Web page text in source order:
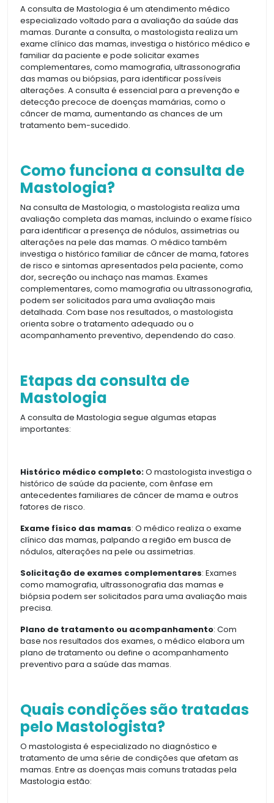
A consulta de Mastologia é um atendimento médico
especializado voltado para a avaliação da saúde das
mamas. Durante a consulta, o mastologista realiza um
exame clínico das mamas, investiga o histórico médico e
familiar da paciente e pode solicitar exames
complementares, como mamografia, ultrassonografia
das mamas ou biópsias, para identificar possíveis
alterações. A consulta é essencial para a prevenção e
detecção precoce de doenças mamárias, como o
câncer de mama, aumentando as chances de um
tratamento bem-sucedido.
Como funciona a consulta de
Mastologia?
Na consulta de Mastologia, o mastologista realiza uma
avaliação completa das mamas, incluindo o exame físico
para identificar a presença de nódulos, assimetrias ou
alterações na pele das mamas. O médico também
investiga o histórico familiar de câncer de mama, fatores
de risco e sintomas apresentados pela paciente, como
dor, secreção ou inchaço nas mamas. Exames
complementares, como mamografia ou ultrassonografia,
podem ser solicitados para uma avaliação mais
detalhada. Com base nos resultados, o mastologista
orienta sobre o tratamento adequado ou o
acompanhamento preventivo, dependendo do caso.
Etapas da consulta de
Mastologia
A consulta de Mastologia segue algumas etapas
importantes:
Histórico médico completo:O mastologista investiga o
histórico de saúde da paciente, com ênfase em
antecedentes familiares de câncer de mama e outros
fatores de risco.
Exame físico das mamas: O médico realiza o exame
clínico das mamas, palpando a região em busca de
nódulos, alterações na pele ou assimetrias.
Solicitação de exames complementares: Exames
como mamografia, ultrassonografia das mamas e
biópsia podem ser solicitados para uma avaliação mais
precisa.
Plano de tratamento ou acompanhamento: Com
base nos resultados dos exames, o médico elabora um
plano de tratamento ou define o acompanhamento
preventivo para a saúde das mamas.
Quais condições são tratadas
pelo Mastologista?
O mastologista é especializado no diagnóstico e
tratamento de uma série de condições que afetam as
mamas. Entre as doenças mais comuns tratadas pela
Mastologia estão: